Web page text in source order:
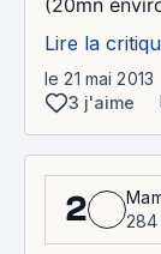
Lire la
le 21 mai 2013
3 j'aime
2
284